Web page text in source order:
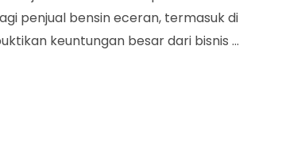
penjual bensin eceran, termasuk di
keuntungan besar dari bisnis …